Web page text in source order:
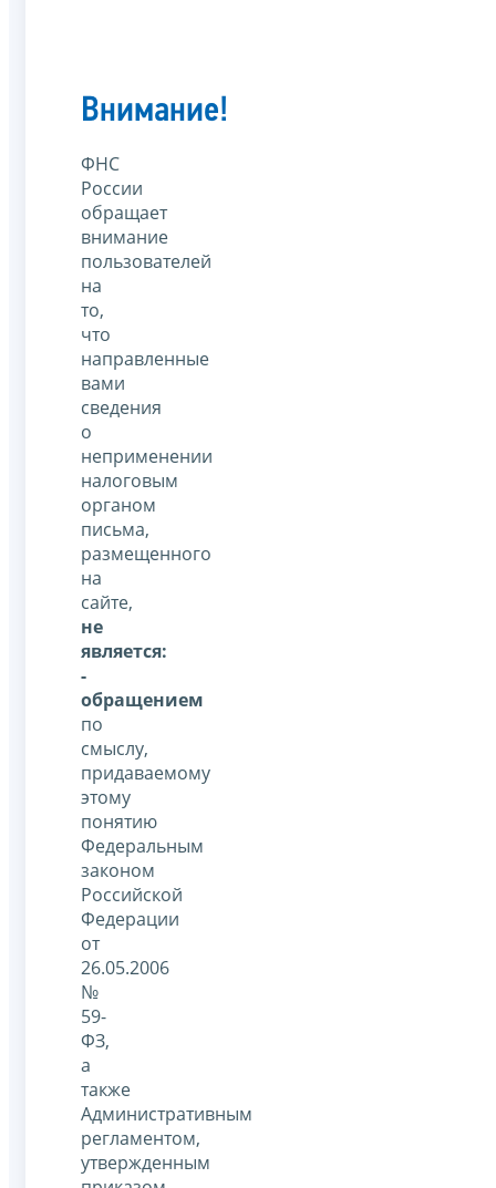
Внимание!
ФНС
России
обращает
внимание
пользователей
на
то,
что
направленные
вами
сведения
о
неприменении
налоговым
органом
письма,
размещенного
на
сайте,
не
является:
-
обращением
по
смыслу,
придаваемому
этому
понятию
Федеральным
законом
Российской
Федерации
от
26.05.2006
№
59-
ФЗ,
а
также
Административным
регламентом,
утвержденным